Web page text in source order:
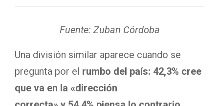
Fuente: Zuban Córdoba
Una división similar aparece cuando se
pregunta por el rumbo del país: 42,3% cree
que va en la «dirección